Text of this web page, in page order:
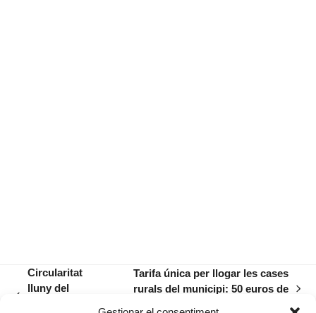
Circularitat
lluny del
Tarifa única per llogar les cases
rurals del municipi: 50 euros de